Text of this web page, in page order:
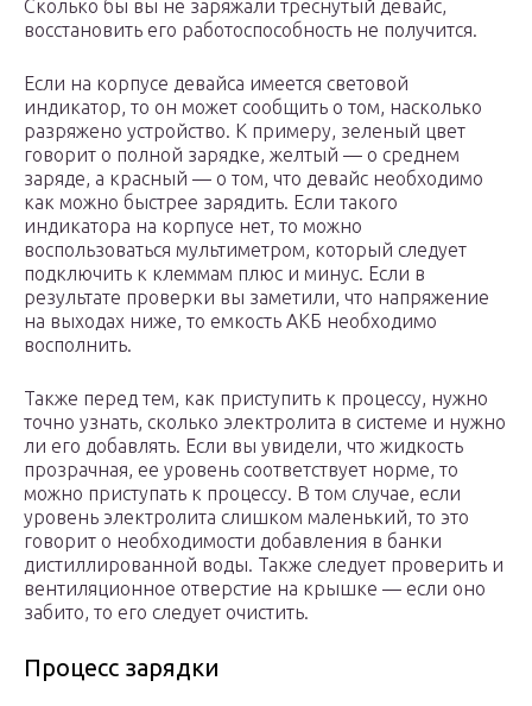
Сколько бы вы не заряжали треснутый девайс,
восстановить его работоспособность не получится.
Если на корпусе девайса имеется световой
индикатор, то он может сообщить о том, насколько
разряжено устройство. К примеру, зеленый цвет
говорит о полной зарядке, желтый — о среднем
заряде, а красный — о том, что девайс необходимо
как можно быстрее зарядить. Если такого
индикатора на корпусе нет, то можно
воспользоваться мультиметром, который следует
подключить к клеммам плюс и минус. Если в
результате проверки вы заметили, что напряжение
на выходах ниже, то емкость АКБ необходимо
восполнить.
Также перед тем, как приступить к процессу, нужно
точно узнать, сколько электролита в системе и нужно
ли его добавлять. Если вы увидели, что жидкость
прозрачная, ее уровень соответствует норме, то
можно приступать к процессу. В том случае, если
уровень электролита слишком маленький, то это
говорит о необходимости добавления в банки
дистиллированной воды. Также следует проверить и
вентиляционное отверстие на крышке — если оно
забито, то его следует очистить.
Процесс зарядки